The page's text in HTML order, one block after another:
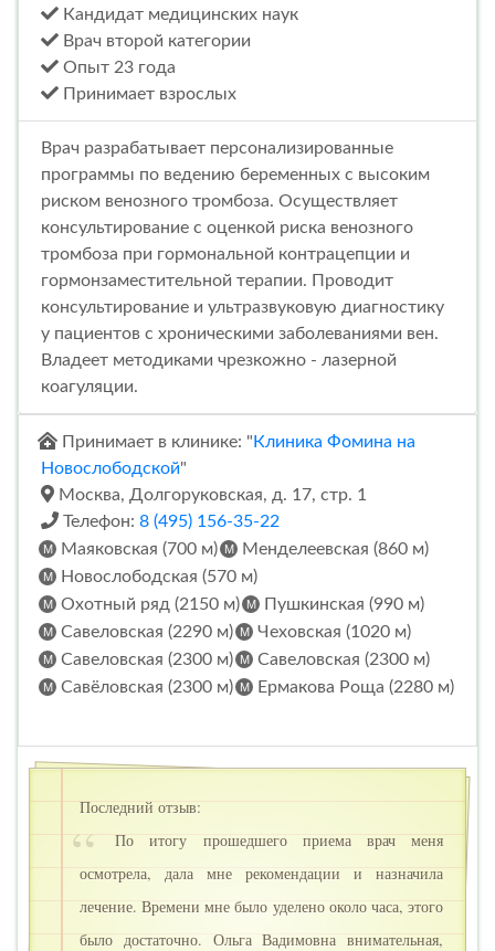
Кандидат медицинских наук
Врач второй категории
Опыт 23 года
Принимает взрослых
Врач разрабатывает персонализированные
программы по ведению беременных с высоким
риском венозного тромбоза. Осуществляет
консультирование с оценкой риска венозного
тромбоза при гормональной контрацепции и
гормонзаместительной терапии. Проводит
консультирование и ультразвуковую диагностику
у пациентов с хроническими заболеваниями вен.
Владеет методиками чрезкожно - лазерной
коагуляции.
Принимает в клинике: " Клиника Фомина на
Новослободской"
Москва, Долгоруковская, д. 17, стр. 1
Телефон: 8 (495) 156-35-22
Маяковская (700 м)
Менделеевская (860 м)
Новослободская (570 м)
Охотный ряд (2150 м)
Пушкинская (990 м)
Савеловская (2290 м)
Чеховская (1020 м)
Савеловская (2300 м)
Савеловская (2300 м)
Савёловская (2300 м)
Ермакова Роща (2280 м)
Последний отзыв:
По итогу прошедшего приема врач меня
осмотрела, дала мне рекомендации и назначила
лечение. Времени мне было уделено около часа, этого
было достаточно. Ольга Вадимовна внимательная,